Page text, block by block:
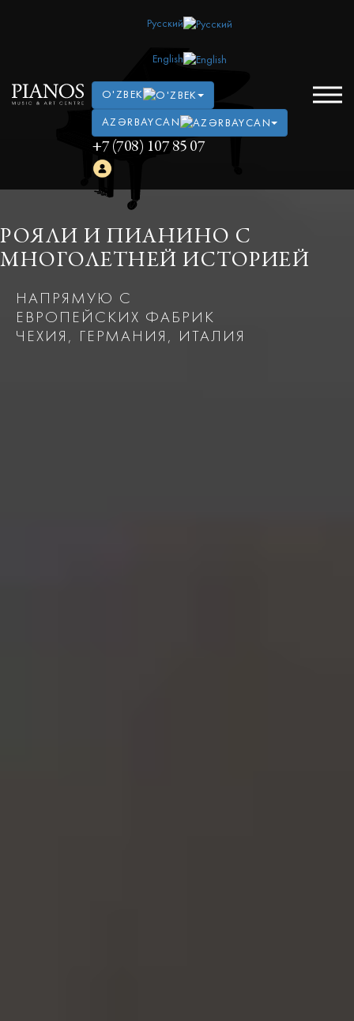
Русский
English
O'ZBEK
AZƏRBAYCAN
+7 (708) 107 85 07
РОЯЛИ И ПИАНИНО С
МНОГОЛЕТНЕЙ ИСТОРИЕЙ
НАПРЯМУЮ С
ЕВРОПЕЙСКИХ ФАБРИК
ЧЕХИЯ, ГЕРМАНИЯ, ИТАЛИЯ